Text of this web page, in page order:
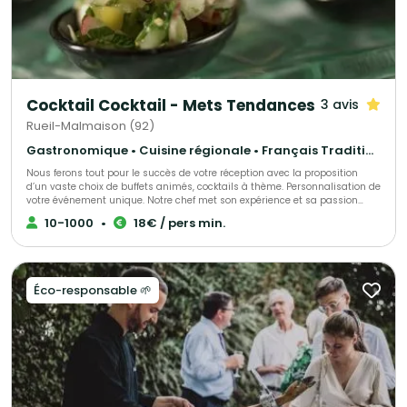
Cocktail Cocktail - Mets Tendances 3 avis
Rueil-Malmaison (92)
Gastronomique • Cuisine régionale • Français Traditionnel
Nous ferons tout pour le succès de votre réception avec la proposition
d’un vaste choix de buffets animés, cocktails à thème. Personnalisation de
votre événement unique. Notre chef met son expérience et sa passion
dans l’élaboration de votre événement, s’adaptant à chacun de vos
convives.
10-1000 • 18€ / pers min.
Éco-responsable 🌱